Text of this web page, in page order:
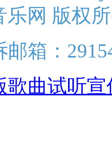
乐网 版权
箱：
歌曲试听